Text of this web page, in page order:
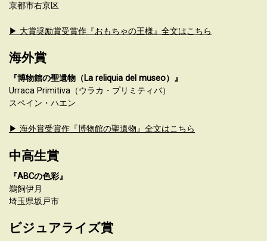
京都市右京区
▶ 大賞奨励賞受賞作『おもちゃの王様』全文はこちら
海外賞
『博物館の聖遺物（La reliquia del museo）』
Urraca Primitiva（ウラカ・プリミティバ）
スペイン・ハエン
▶ 海外賞受賞作『博物館の聖遺物』全文はこちら
中高生賞
『ABCの色彩』
鵜飼伊月
埼玉県坂戸市
ビジュアライズ賞